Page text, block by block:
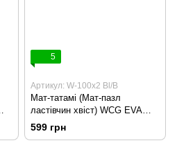
5
Артикул: W-100х2 Bl/B
Мат-татамі (Мат-пазл
ластівчин хвіст) WCG EVA
100х100х2 cm Синьо-чорний
599 грн